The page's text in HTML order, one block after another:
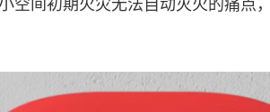
空间初期火灾无法自动灭火的痛点